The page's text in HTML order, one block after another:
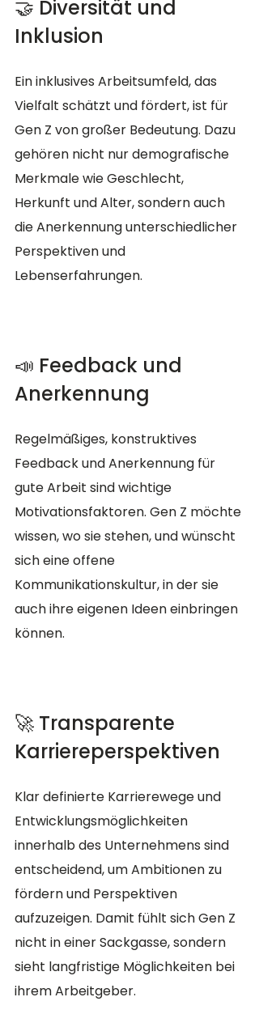
🤝 Diversität und
Inklusion
Ein inklusives Arbeitsumfeld, das
Vielfalt schätzt und fördert, ist für
Gen Z von großer Bedeutung. Dazu
gehören nicht nur demografische
Merkmale wie Geschlecht,
Herkunft und Alter, sondern auch
die Anerkennung unterschiedlicher
Perspektiven und
Lebenserfahrungen.
📣 Feedback und
Anerkennung
Regelmäßiges, konstruktives
Feedback und Anerkennung für
gute Arbeit sind wichtige
Motivationsfaktoren. Gen Z möchte
wissen, wo sie stehen, und wünscht
sich eine offene
Kommunikationskultur, in der sie
auch ihre eigenen Ideen einbringen
können.
🚀 Transparente
Karriereperspektiven
Klar definierte Karrierewege und
Entwicklungsmöglichkeiten
innerhalb des Unternehmens sind
entscheidend, um Ambitionen zu
fördern und Perspektiven
aufzuzeigen. Damit fühlt sich Gen Z
nicht in einer Sackgasse, sondern
sieht langfristige Möglichkeiten bei
ihrem Arbeitgeber.